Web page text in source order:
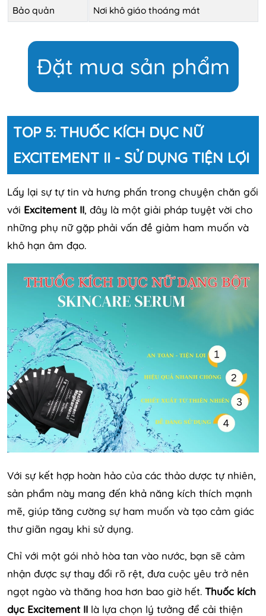
Bảo quản Nơi khô giáo thoáng mát
Đặt mua sản phẩm
TOP 5: THUỐC KÍCH DỤC NỮ
EXCITEMENT II - SỬ DỤNG TIỆN LỢI
Lấy lại sự tự tin và hưng phấn trong chuyện chăn gối
với Excitement II, đây là một giải pháp tuyệt vời cho
những phụ nữ gặp phải vấn đề giảm ham muốn và
khô hạn âm đạo.
Với sự kết hợp hoàn hảo của các thảo dược tự nhiên,
sản phẩm này mang đến khả năng kích thích mạnh
mẽ, giúp tăng cường sự ham muốn và tạo cảm giác
thư giãn ngay khi sử dụng.
Chỉ với một gói nhỏ hòa tan vào nước, bạn sẽ cảm
nhận được sự thay đổi rõ rệt, đưa cuộc yêu trở nên
ngọt ngào và thăng hoa hơn bao giờ hết. Thuốc kích
dục Excitement II là lựa chọn lý tưởng để cải thiện